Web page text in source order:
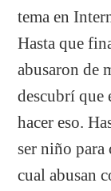
tema en
Hasta que
abusaron de
descubrí que
hacer eso.
ser niño para
cual abusan